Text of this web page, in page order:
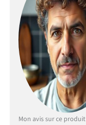
Mon avis sur ce produit